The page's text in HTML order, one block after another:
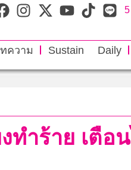
ความ Sustain Daily
ทำร้าย เตือ